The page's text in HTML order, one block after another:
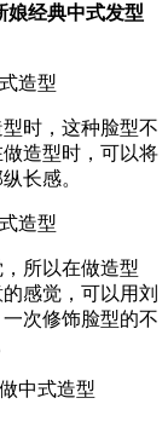
娘经典中式发型
造型
时，这种脸型不
造型时，可以将
长感。
造型
所以在做造型
感觉，可以用刘
次修饰脸型的不
中式造型